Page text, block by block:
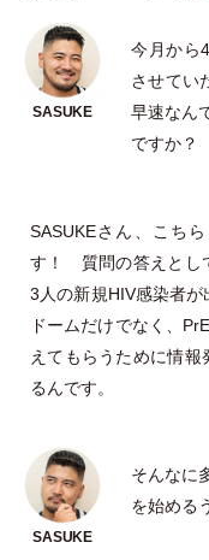
今月から
させてい
早速なん
ですか？
SASUKEさん、こち
す！ 質問の答えとし
3人の新規HIV感染者
ドームだけでなく、
えてもらうために情
るんです。
そんなに
を始める